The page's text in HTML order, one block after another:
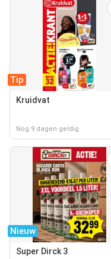
Tip
Kruidvat
Nog 9 dagen geldig
Nieuw
Super Dirck 3